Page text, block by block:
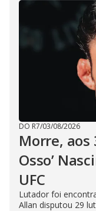
DO R7/03/08/2026
Morre, aos
Osso’
UFC
Lutador foi
Allan disputou 29